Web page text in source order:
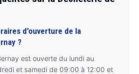
d'ouverture de la
?
est ouverte du lundi au
et samedi de 09:00 à 12:00 et